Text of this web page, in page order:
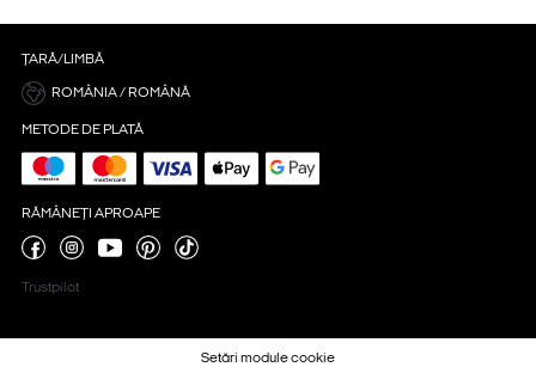
ȚARĂ/LIMBĂ
ROMÂNIA / ROMÂNĂ
METODE DE PLATĂ
RĂMÂNEȚI APROAPE
Trustpilot
Setări module cookie